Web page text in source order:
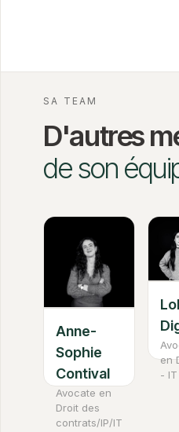
SA TEAM
D'autres
de son
Anne-
Sophie
Contival
Avocate en
Droit des
contrats/IP/IT
en
- IT